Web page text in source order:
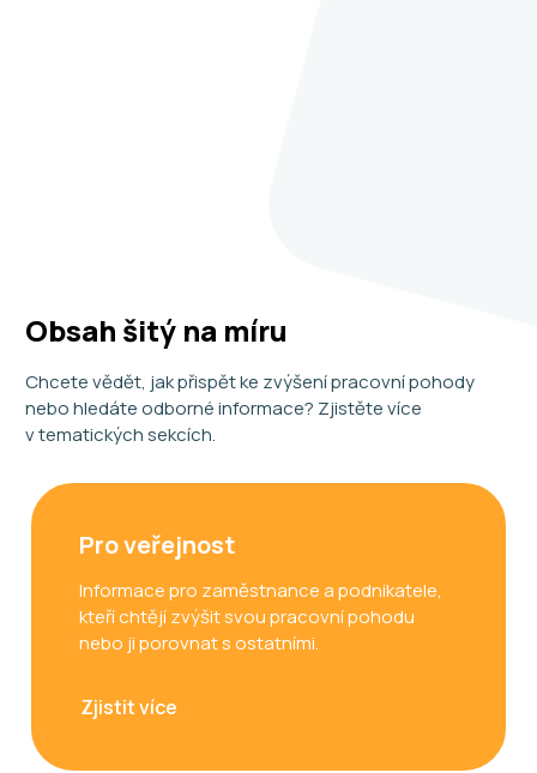
Obsah šitý na míru
Chcete vědět, jak přispět ke zvýšení pracovní pohody
nebo hledáte odborné informace? Zjistěte více
v tematických sekcích.
Pro veřejnost
Informace pro zaměstnance a podnikatele,
kteří chtějí zvýšit svou pracovní pohodu
nebo ji porovnat s ostatními.
Zjistit více